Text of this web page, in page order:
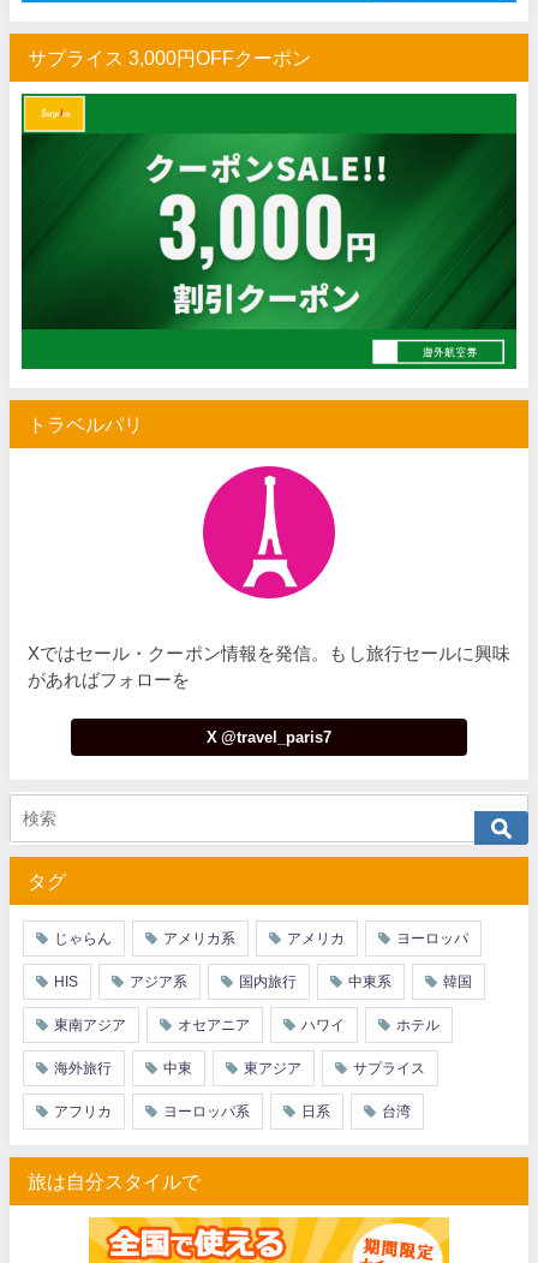
サプライス 3,000円OFFクーポン
トラベルパリ
Xではセール・クーポン情報を発信。もし旅行セールに興味
があればフォローを
X @travel_paris7
タグ
じゃらん アメリカ系 アメリカ ヨーロッパ
HIS アジア系 国内旅行 中東系 韓国
東南アジア オセアニア ハワイ ホテル
海外旅行 中東 東アジア サプライス
アフリカ ヨーロッパ系 日系 台湾
旅は自分スタイルで